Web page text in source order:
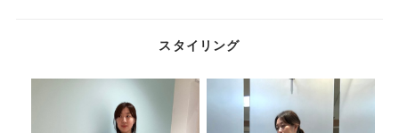
スタイリング